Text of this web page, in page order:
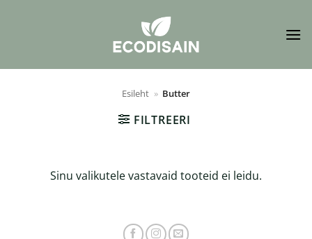
Esileht » Butter
FILTREERI
Sinu valikutele vastavaid tooteid ei leidu.